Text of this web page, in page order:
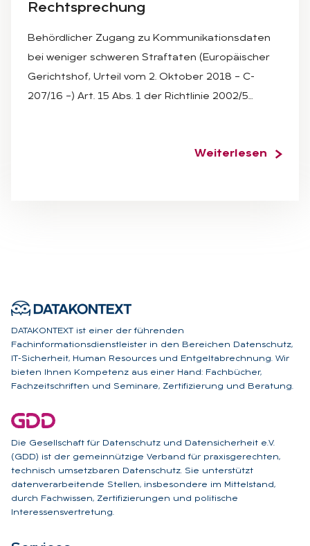
Recht­spre­chung
Behördlicher Zugang zu Kommunikationsdaten
bei weniger schweren Straftaten (Europäischer
Gerichtshof, Urteil vom 2. Oktober 2018 – C-
207/16 –) Art. 15 Abs. 1 der Richtlinie 2002/5…
Weiterlesen
DATAKONTEXT ist einer der führenden
Fachinformationsdienstleister in den Bereichen Datenschutz,
IT-Sicherheit, Human Resources und Entgeltabrechnung. Wir
bieten Ihnen Kompetenz aus einer Hand: Fachbücher,
Fachzeitschriften und Seminare, Zertifizierung und Beratung.
Die Gesellschaft für Datenschutz und Datensicherheit e.V.
(GDD) ist der gemeinnützige Verband für praxisgerechten,
technisch umsetzbaren Datenschutz. Sie unterstützt
datenverarbeitende Stellen, insbesondere im Mittelstand,
durch Fachwissen, Zertifizierungen und politische
Interessensvertretung.